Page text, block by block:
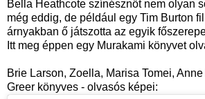
Bella Heathcote színésznőt nem olyan
még eddig, de például egy Tim Burton
árnyakban ő játszotta az egyik
Itt meg éppen egy Murakami könyvet
Brie Larson, Zoella, Marisa Tomei,
Greer könyves - olvasós képei: